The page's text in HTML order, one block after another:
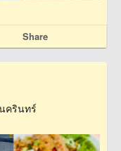
Share
ครินทร์